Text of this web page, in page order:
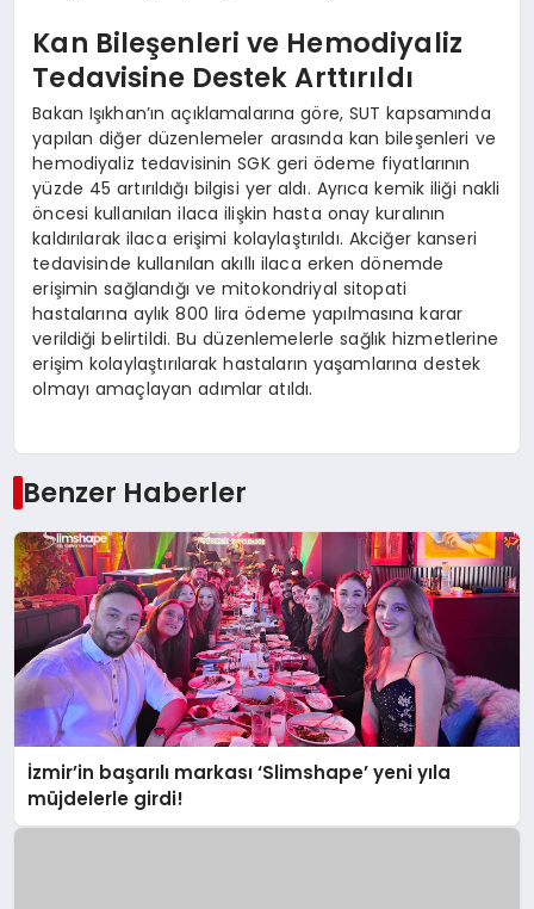
Kan Bileşenleri ve Hemodiyaliz
Tedavisine Destek Arttırıldı
Bakan Işıkhan’ın açıklamalarına göre, SUT kapsamında
yapılan diğer düzenlemeler arasında kan bileşenleri ve
hemodiyaliz tedavisinin SGK geri ödeme fiyatlarının
yüzde 45 artırıldığı bilgisi yer aldı. Ayrıca kemik iliği nakli
öncesi kullanılan ilaca ilişkin hasta onay kuralının
kaldırılarak ilaca erişimi kolaylaştırıldı. Akciğer kanseri
tedavisinde kullanılan akıllı ilaca erken dönemde
erişimin sağlandığı ve mitokondriyal sitopati
hastalarına aylık 800 lira ödeme yapılmasına karar
verildiği belirtildi. Bu düzenlemelerle sağlık hizmetlerine
erişim kolaylaştırılarak hastaların yaşamlarına destek
olmayı amaçlayan adımlar atıldı.
Benzer Haberler
İzmir’in başarılı markası ‘Slimshape’ yeni yıla
müjdelerle girdi!